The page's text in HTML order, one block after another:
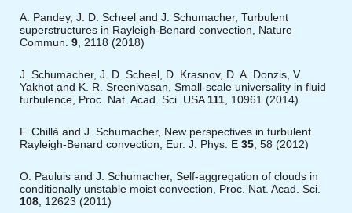
A. Pandey, J. D. Scheel and J. Schumacher, Turbulent
superstructures in Rayleigh-Benard convection , Nature
Commun. 9 , 2118 (2018)
J. Schumacher, J. D. Scheel, D. Krasnov, D. A. Donzis, V.
Yakhot and K. R. Sreenivasan, Small-scale universality in fluid
turbulence , Proc. Nat. Acad. Sci. USA 111 , 10961 (2014)
F. Chillà and J. Schumacher, New perspectives in turbulent
Rayleigh-Benard convection , Eur. J. Phys. E 35 , 58 (2012)
O. Pauluis and J. Schumacher, Self-aggregation of clouds in
conditionally unstable moist convection , Proc. Nat. Acad. Sci.
108 , 12623 (2011)